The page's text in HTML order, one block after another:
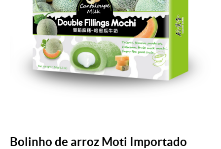
Bolinho de arroz Moti Importado